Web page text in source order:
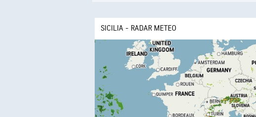
SICILIA - RADAR METEO